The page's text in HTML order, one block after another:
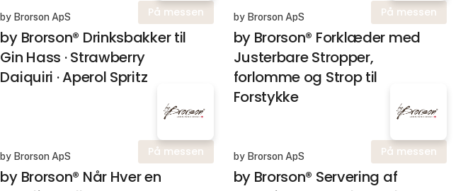
På messen
by Brorson ApS
by Brorson® Drinksbakker til
Gin Hass · Strawberry
Daiquiri · Aperol Spritz
På messen
by Brorson ApS
by Brorson® Forklæder med
Justerbare Stropper,
forlomme og Strop til
Forstykke
På messen
by Brorson ApS
by Brorson® Når Hver en
På messen
by Brorson ApS
by Brorson® Servering af